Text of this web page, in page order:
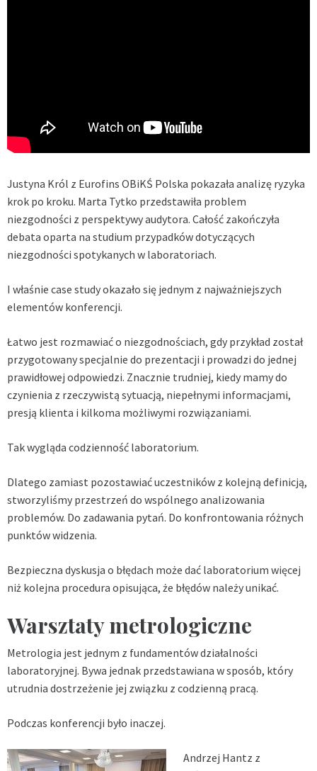
Justyna Król z Eurofins OBiKŚ Polska pokazała analizę ryzyka
krok po kroku. Marta Tytko przedstawiła problem
niezgodności z perspektywy audytora. Całość zakończyła
debata oparta na studium przypadków dotyczących
niezgodności spotykanych w laboratoriach.
I właśnie case study okazało się jednym z najważniejszych
elementów konferencji.
Łatwo jest rozmawiać o niezgodnościach, gdy przykład został
przygotowany specjalnie do prezentacji i prowadzi do jednej
prawidłowej odpowiedzi. Znacznie trudniej, kiedy mamy do
czynienia z rzeczywistą sytuacją, niepełnymi informacjami,
presją klienta i kilkoma możliwymi rozwiązaniami.
Tak wygląda codzienność laboratorium.
Dlatego zamiast pozostawiać uczestników z kolejną definicją,
stworzyliśmy przestrzeń do wspólnego analizowania
problemów. Do zadawania pytań. Do konfrontowania różnych
punktów widzenia.
Bezpieczna dyskusja o błędach może dać laboratorium więcej
niż kolejna procedura opisująca, że błędów należy unikać.
Warsztaty metrologiczne
Metrologia jest jednym z fundamentów działalności
laboratoryjnej. Bywa jednak przedstawiana w sposób, który
utrudnia dostrzeżenie jej związku z codzienną pracą.
Podczas konferencji było inaczej.
Andrzej Hantz z